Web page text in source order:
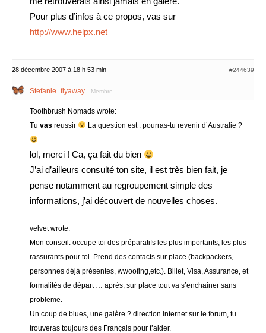
Pour plus d’infos à ce propos, vas sur
http://www.helpx.net
28 décembre 2007 à 18 h 53 min #244639
Stefanie_flyaway Membre
Toothbrush Nomads wrote:
Tu vas reussir La question est : pourras-tu revenir d’Australie ?
lol, merci ! Ca, ça fait du bien
J’ai d’ailleurs consulté ton site, il est très bien fait, je
pense notamment au regroupement simple des
informations, j’ai découvert de nouvelles choses.
velvet wrote:
Mon conseil: occupe toi des préparatifs les plus importants, les plus
rassurants pour toi. Prend des contacts sur place (backpackers,
personnes déjà présentes, wwoofing,etc.). Billet, Visa, Assurance, et
formalités de départ … après, sur place tout va s’enchainer sans
probleme.
Un coup de blues, une galère ? direction internet sur le forum, tu
trouveras toujours des Français pour t’aider.